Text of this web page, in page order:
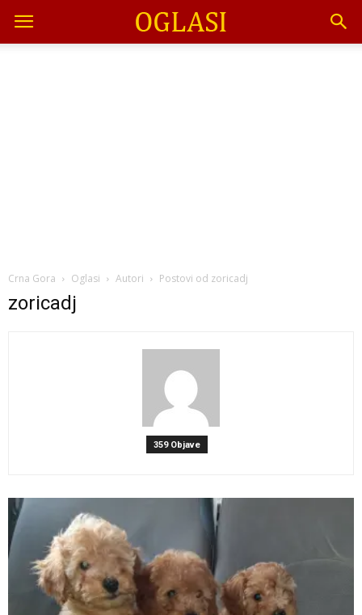
Crna Gora Oglasi Autori Postovi od zoricadj
zoricadj
359 Objave